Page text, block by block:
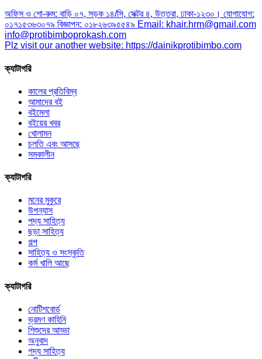
অফিস ও শো-রুম: বাড়ি ০৭, সড়ক ১৪/সি, সেক্টর ৪, উত্তরা, ঢাকা-১২৩০। যোগাযোগ:
০১৭১৫৩৬৩০৭৯ বিজ্ঞাপন: ০১৮২৬৩৯৫৫৪৯ Email: khair.hrm@gmail.com
info@protibimboprokash.com
Plz visit our another website: https://dainikprotibimbo.com
ক্যাটাগরি
কালের প্রতিবিম্ব
আমাদের বই
বইমেলা
বইয়ের খবর
খোলামন
চলতি এবং আসছে
সমকালীন
ক্যাটাগরি
মনের মুকুরে
উপন্যাস
পদ্য সাহিত্য
ছড়া সাহিত্য
গল্প
সাহিত্য ও সংস্কৃতি
কর্ম খালি আছে
ক্যাটাগরি
নোটিশবোর্ড
ভ্রমণ কাহিনি
শিশুদের আড্ডা
অনুবাদ
গদ্য সাহিত্য